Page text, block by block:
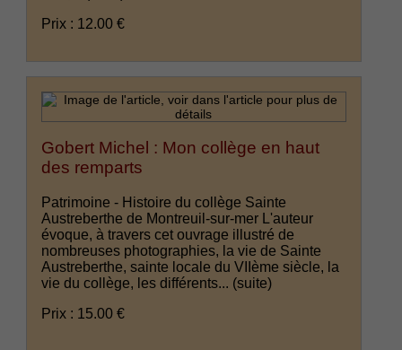
Prix : 12.00 €
Gobert Michel : Mon collège en haut
des remparts
Patrimoine - Histoire du collège Sainte
Austreberthe de Montreuil-sur-mer L'auteur
évoque, à travers cet ouvrage illustré de
nombreuses photographies, la vie de Sainte
Austreberthe, sainte locale du VIIème siècle, la
vie du collège, les différents... (suite)
Prix : 15.00 €